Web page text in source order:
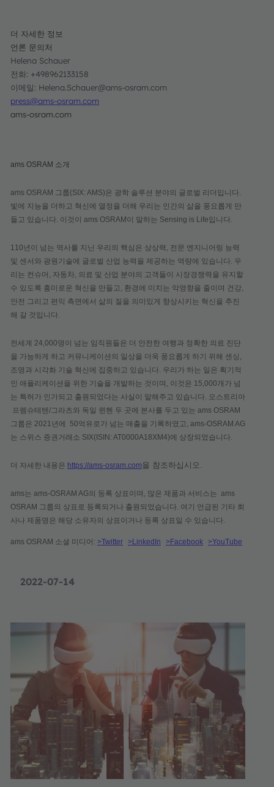
2022-07-14
더 자세한 정보
언론 문의처
Helena Schauer
전화: +498962133158
이메일: Helena.Schauer@ams-osram.com
press@ams-osram.com
ams-osram.com
ams OSRAM 소개
ams OSRAM 그룹(SIX: AMS)은 광학 솔루션 분야의 글로벌 리더입니다.
빛에 지능을 더하고 혁신에 열정을 더해 우리는 인간의 삶을 풍요롭게 만
들고 있습니다. 이것이 ams OSRAM이 말하는 Sensing is Life입니다.
110년이 넘는 역사를 지닌 우리의 핵심은 상상력, 전문 엔지니어링 능력
및 센서와 광원기술에 글로벌 산업 능력을 제공하는 역량에 있습니다. 우
리는 컨슈머, 자동차, 의료 및 산업 분야의 고객들이 시장경쟁력을 유지할
수 있도록 흥미로운 혁신을 만들고, 환경에 미치는 악영향을 줄이며 건강,
안전 그리고 편익 측면에서 삶의 질을 의미있게 향상시키는 혁신을 추진
해 갈 것입니다.
전세계 24,000명이 넘는 임직원들은 더 안전한 여행과 정확한 의료 진단
을 가능하게 하고 커뮤니케이션의 일상을 더욱 풍요롭게 하기 위해 센싱,
조명과 시각화 기술 혁신에 집중하고 있습니다. 우리가 하는 일은 획기적
인 애플리케이션을 위한 기술을 개발하는 것이며, 이것은 15,000개가 넘
는 특허가 인가되고 출원되었다는 사실이 말해주고 있습니다. 오스트리아
프렘슈테텐/그라츠와 독일 뮌헨 두 곳에 본사를 두고 있는 ams OSRAM
그룹은 2021년에 50억유로가 넘는 매출을 기록하였고, ams-OSRAM AG
는 스위스 증권거래소 SIX(ISIN: AT0000A18XM4)에 상장되었습니다.
더 자세한 내용은 https://ams-osram.com을 참조하십시오.
ams는 ams-OSRAM AG의 등록 상표이며, 많은 제품과 서비스는 ams
OSRAM 그룹의 상표로 등록되거나 출원되었습니다. 여기 언급된 기타 회
사나 제품명은 해당 소유자의 상표이거나 등록 상표일 수 있습니다.
ams OSRAM 소셜 미디어 : >Twitter >LinkedIn >Facebook >YouTube